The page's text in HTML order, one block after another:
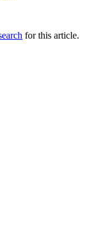
for this article.